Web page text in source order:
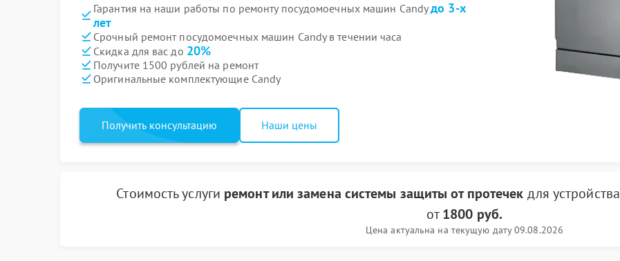
Гарантия на наши работы по ремонту посудомоечных машин Candyдо 3-х
лет
Срочный ремонт посудомоечных машин Candy в течении часа
Скидка для вас до 20%
Получите 1500 рублей на ремонт
Оригинальные комплектующие Candy
Получить консультацию Наши цены
Стоимость услуги ремонт или замена системы защиты от протечек для устройства
от1800 руб.
Цена актуальна на текущую дату 09.08.2026